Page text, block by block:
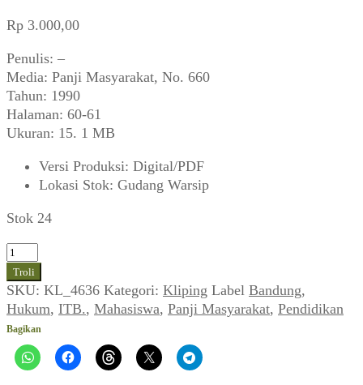
Rp 3.000,00
Penulis: –
Media: Panji Masyarakat, No. 660
Tahun: 1990
Halaman: 60-61
Ukuran: 15. 1 MB
Versi Produksi: Digital/PDF
Lokasi Stok: Gudang Warsip
Stok 24
Kuantitas
Eks
Mahasiswa
ITB:
Kebonwaru-
Nusakambangan-
Sukamiskin
Troli
SKU: KL_4636 Kategori: Kliping Label Bandung,
Hukum, ITB., Mahasiswa, Panji Masyarakat, Pendidikan
Bagikan